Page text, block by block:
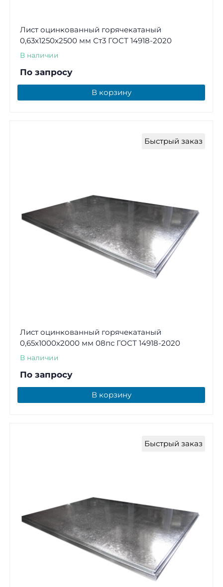
Лист оцинкованный горячекатаный
0,63х1250х2500 мм Ст3 ГОСТ 14918-2020
В наличии
По запросу
В корзину
Быстрый заказ
Лист оцинкованный горячекатаный
0,65х1000х2000 мм 08пс ГОСТ 14918-2020
В наличии
По запросу
В корзину
Быстрый заказ